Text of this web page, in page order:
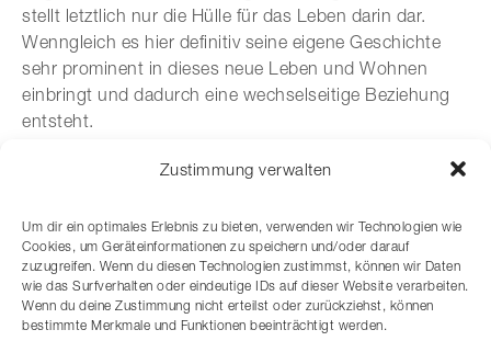
Zustimmung verwalten
Um dir ein optimales Erlebnis zu bieten, verwenden wir Technologien wie
Cookies, um Geräteinformationen zu speichern und/oder darauf
zuzugreifen. Wenn du diesen Technologien zustimmst, können wir Daten
wie das Surfverhalten oder eindeutige IDs auf dieser Website verarbeiten.
Wenn du deine Zustimmung nicht erteilst oder zurückziehst, können
bestimmte Merkmale und Funktionen beeinträchtigt werden.
stellt letztlich nur die Hülle für das Leben darin dar.
Wenngleich es hier definitiv seine eigene Geschichte
sehr prominent in dieses neue Leben und Wohnen
einbringt und dadurch eine wechselseitige Beziehung
entsteht.
CUBE magazin, Eva Bodenmüller
entwurf: junger_beer architektur / wien